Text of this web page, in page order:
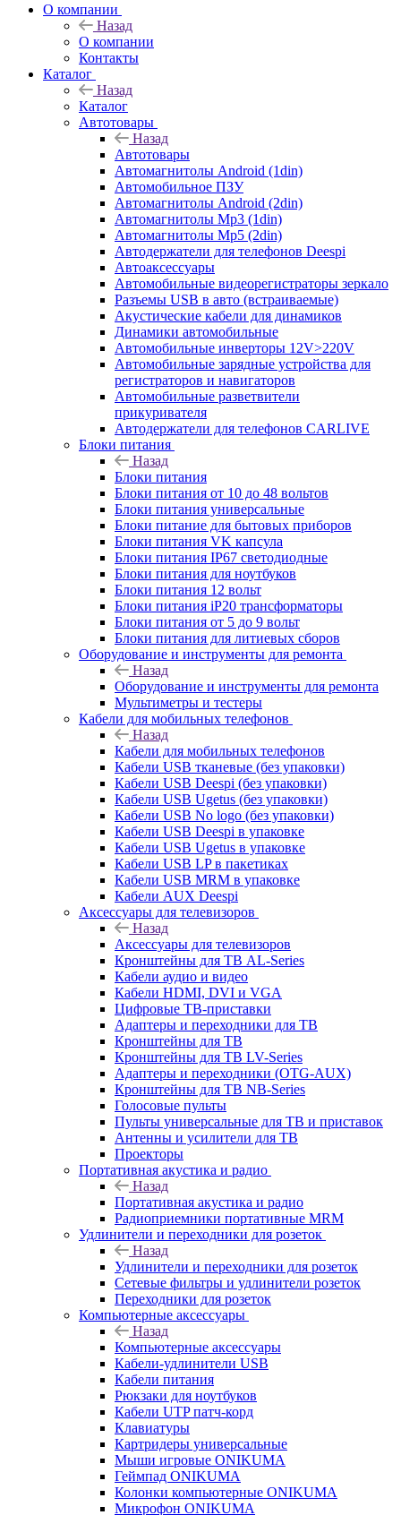
О компании
Назад
О компании
Контакты
Каталог
Назад
Каталог
Автотовары
Назад
Автотовары
Автомагнитолы Android (1din)
Автомобильное ПЗУ
Автомагнитолы Android (2din)
Автомагнитолы Mp3 (1din)
Автомагнитолы Mp5 (2din)
Автодержатели для телефонов Deespi
Автоаксессуары
Автомобильные видеорегистраторы зеркало
Разъемы USB в авто (встраиваемые)
Акустические кабели для динамиков
Динамики автомобильные
Автомобильные инверторы 12V>220V
Автомобильные зарядные устройства для
регистраторов и навигаторов
Автомобильные разветвители
прикуривателя
Автодержатели для телефонов CARLIVE
Блоки питания
Назад
Блоки питания
Блоки питания от 10 до 48 вольтов
Блоки питания универсальные
Блоки питание для бытовых приборов
Блоки питания VK капсула
Блоки питания IP67 светодиодные
Блоки питания для ноутбуков
Блоки питания 12 вольт
Блоки питания iP20 трансформаторы
Блоки питания от 5 до 9 вольт
Блоки питания для литиевых сборов
Оборудование и инструменты для ремонта
Назад
Оборудование и инструменты для ремонта
Мультиметры и тестеры
Кабели для мобильных телефонов
Назад
Кабели для мобильных телефонов
Кабели USB тканевые (без упаковки)
Кабели USB Deespi (без упаковки)
Кабели USB Ugetus (без упаковки)
Кабели USB No logo (без упаковки)
Кабели USB Deespi в упаковке
Кабели USB Ugetus в упаковке
Кабели USB LP в пакетиках
Кабели USB MRM в упаковке
Кабели AUX Deespi
Аксессуары для телевизоров
Назад
Аксессуары для телевизоров
Кронштейны для ТВ AL-Series
Кабели аудио и видео
Кабели HDMI, DVI и VGA
Цифровые ТВ-приставки
Адаптеры и переходники для ТВ
Кронштейны для ТВ
Кронштейны для ТВ LV-Series
Адаптеры и переходники (OTG-AUX)
Кронштейны для ТВ NB-Series
Голосовые пульты
Пульты универсальные для ТВ и приставок
Антенны и усилители для ТВ
Проекторы
Портативная акустика и радио
Назад
Портативная акустика и радио
Радиоприемники портативные MRM
Удлинители и переходники для розеток
Назад
Удлинители и переходники для розеток
Сетевые фильтры и удлинители розеток
Переходники для розеток
Компьютерные аксессуары
Назад
Компьютерные аксессуары
Кабели-удлинители USB
Кабели питания
Рюкзаки для ноутбуков
Кабели UTP патч-корд
Клавиатуры
Картридеры универсальные
Мыши игровые ONIKUMA
Геймпад ONIKUMA
Колонки компьютерные ONIKUMA
Микрофон ONIKUMA